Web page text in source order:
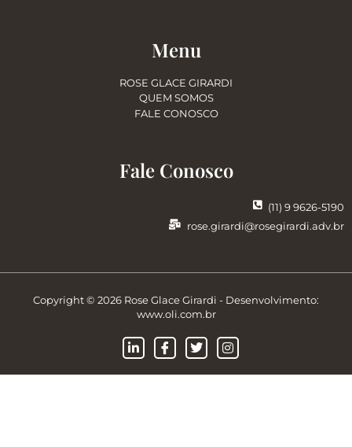
Menu
ROSE GLACE GIRARDI
QUEM SOMOS
FALE CONOSCO
Fale Conosco
(11) 9 9626-5190
rose.girardi@rosegirardi.adv.br
Copyright © 2026 Rose Glace Girardi - Desenvolvimento:
www.oli.com.br